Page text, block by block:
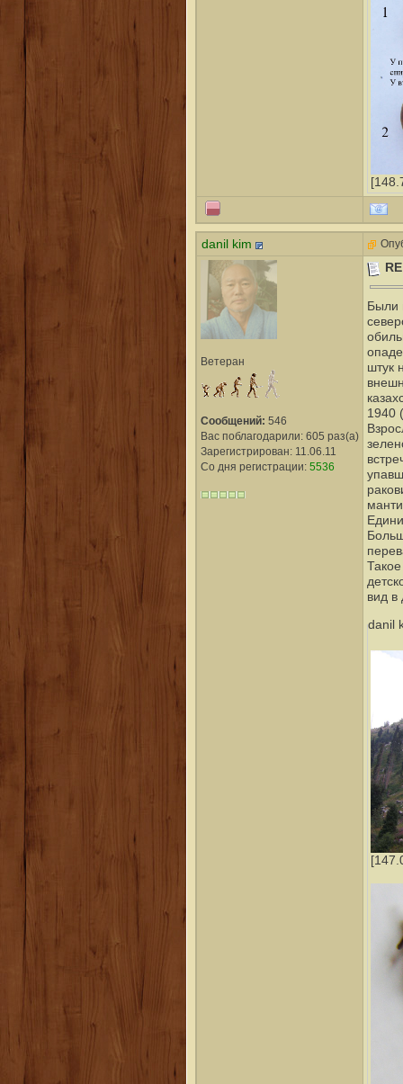
danil kim
Ветеран
Сообщений: 546
Вас поблагодарили: 605 раз(а)
Зарегистрирован: 11.06.11
Со дня регистрации: 5536
Были
штук
1940
вид в
danil